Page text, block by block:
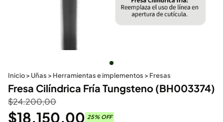
Inicio> Uñas > Herramientas e implementos > Fresas
Fresa Cilíndrica Fría Tungsteno (BH003374)
$24.200,00
$18.150,00 25% OFF